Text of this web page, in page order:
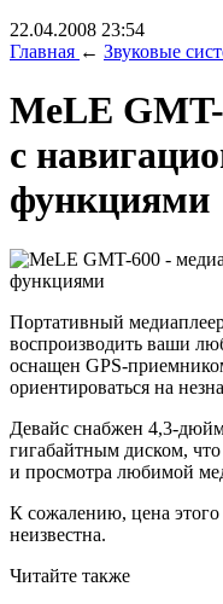
22.04.2008 23:54
Главная ← Звуковые
MeLE
с
функциями
Портативный
воспроизводить ваши
оснащен GPS-
ориентироваться на
Девайс снабжен 4,3-
гигабайтным диском,
и просмотра любимой
К сожалению, цена этого
неизвестна.
Читайте также